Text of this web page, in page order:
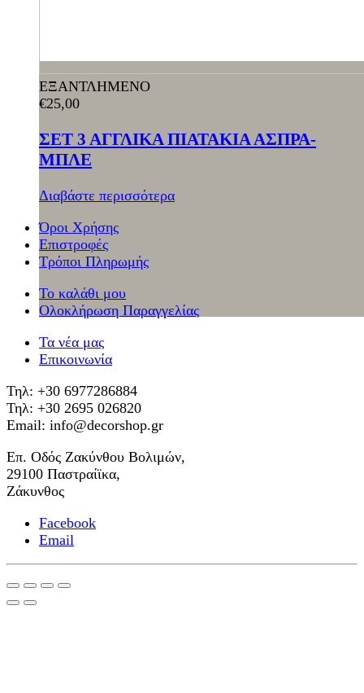
ΕΞΑΝΤΛΗΜΕΝΟ
€25,00
ΣΕΤ 3 ΑΓΓΛΙΚΑ ΠΙΑΤΑΚΙΑ ΑΣΠΡΑ-
ΜΠΛΕ
Διαβάστε περισσότερα
Όροι Χρήσης
Επιστροφές
Τρόποι Πληρωμής
Το καλάθι μου
Ολοκλήρωση Παραγγελίας
Τα νέα μας
Επικοινωνία
Τηλ: +30 6977286884
Τηλ: +30 2695 026820
Email: info@decorshop.gr
Επ. Οδός Ζακύνθου Βολιμών,
29100 Παστραίϊκα,
Ζάκυνθος
Facebook
Email